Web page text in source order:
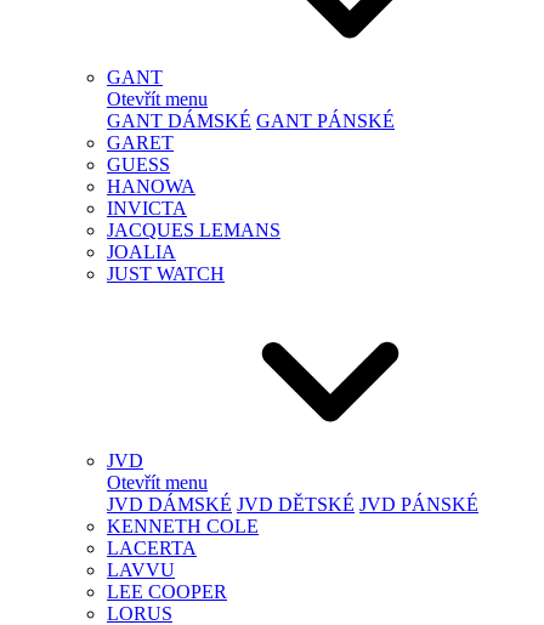
GANT
Otevřít menu
GANT DÁMSKÉ GANT PÁNSKÉ
GARET
GUESS
HANOWA
INVICTA
JACQUES LEMANS
JOALIA
JUST WATCH
JVD
Otevřít menu
JVD DÁMSKÉ JVD DĚTSKÉ JVD PÁNSKÉ
KENNETH COLE
LACERTA
LAVVU
LEE COOPER
LORUS